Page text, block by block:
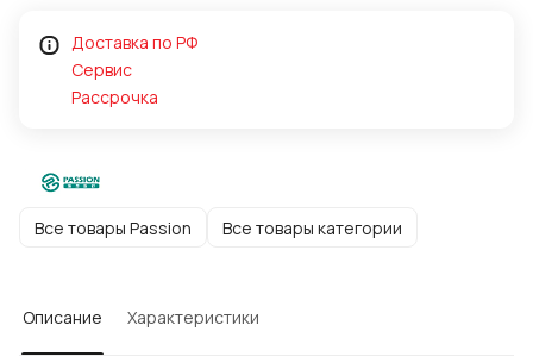
Доставка по РФ
Сервис
Рассрочка
Все товары Passion Все товары категории
Описание Характеристики